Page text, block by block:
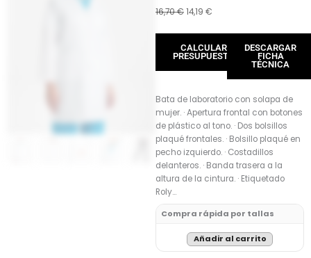
16,70€El
era:
14,19 €
es:
CALCULAR
PRESUPUESTO
DESCARGAR
FICHA
TÉCNICA
Bata de laboratorio con solapa de
mujer. · Apertura frontal con botones
de plástico al tono. · Dos bolsillos
plaqué frontales. · Bolsillo plaqué en
pecho izquierdo. · Costadillos
delanteros. · Banda trasera a la
altura de la cintura. · Etiquetado
Roly…
Compra rápida por tallas
Añadir al carrito